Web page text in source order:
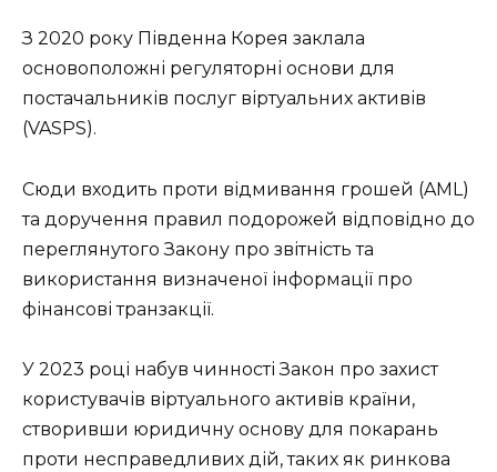
З 2020 року Південна Корея заклала
основоположні регуляторні основи для
постачальників послуг віртуальних активів
(VASPS).
Сюди входить проти відмивання грошей (AML)
та доручення правил подорожей відповідно до
переглянутого Закону про звітність та
використання визначеної інформації про
фінансові транзакції.
У 2023 році набув чинності Закон про захист
користувачів віртуального активів країни,
створивши юридичну основу для покарань
проти несправедливих дій, таких як ринкова